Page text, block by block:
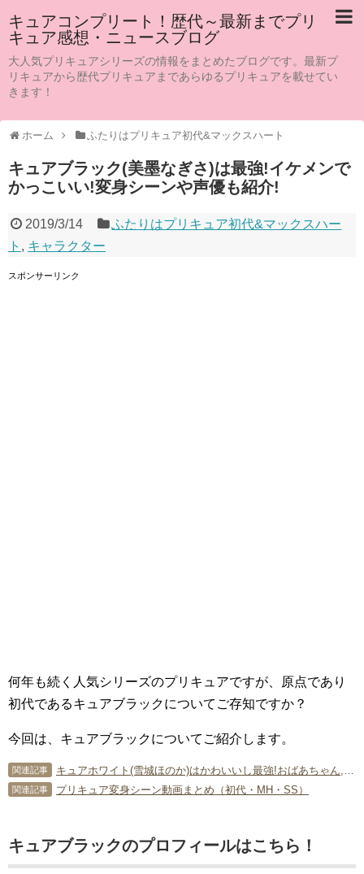
キュアコンプリート！歴代～最新までプリ
キュア感想・ニュースブログ
大人気プリキュアシリーズの情報をまとめたブログです。最新プ
リキュアから歴代プリキュアまであらゆるプリキュアを載せてい
きます！
ホーム ふたりはプリキュア初代&マックスハート
キュアブラック(美墨なぎさ)は最強!イケメンで
かっこいい!変身シーンや声優も紹介!
2019/3/14
ふたりはプリキュア初代&マックスハー
ト , キャラクター
スポンサーリンク
何年も続く人気シリーズのプリキュアですが、原点であり
初代であるキュアブラックについてご存知ですか？
今回は、キュアブラックについてご紹介します。
関連記事 キュアホワイト(雪城ほのか)はかわいいし最強!おばあちゃん,変身シーン,声優についても紹介!
関連記事 プリキュア変身シーン動画まとめ（初代・MH・SS）
キュアブラックのプロフィールはこちら！